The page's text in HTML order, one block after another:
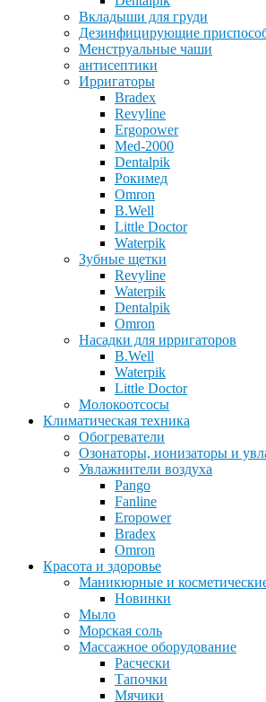
Вкладыши для груди
Дезинфицирующие
Менструальные чаши
антисептики
Ирригаторы
Bradex
Revyline
Ergopower
Med-2000
Dentalpik
Рокимед
Omron
B.Well
Little Doctor
Waterpik
Зубные щетки
Revyline
Waterpik
Dentalpik
Omron
Насадки для ирригаторов
B.Well
Waterpik
Little Doctor
Молокоотсосы
Климатическая техника
Обогреватели
Озонаторы, ионизаторы и
Увлажнители воздуха
Pango
Fanline
Eropower
Bradex
Omron
Красота и здоровье
Маникюрные и
Новинки
Мыло
Морская соль
Массажное оборудование
Расчески
Тапочки
Мячики